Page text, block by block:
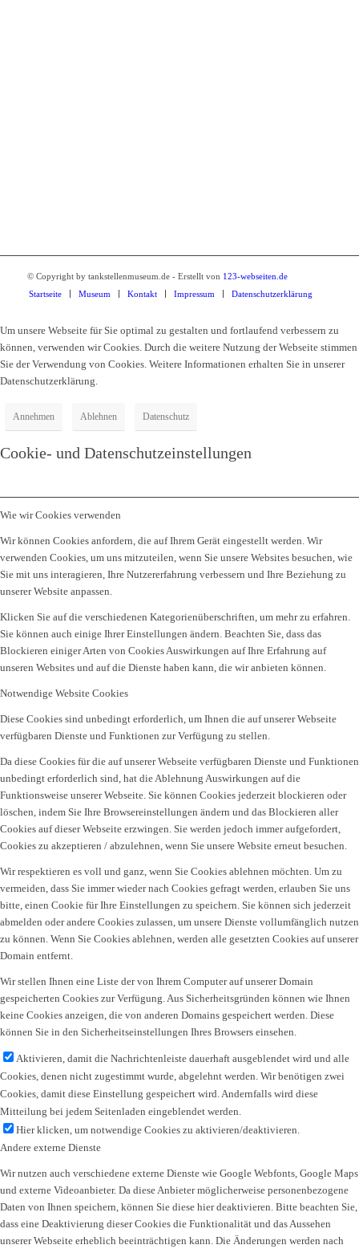
© Copyright by tankstellenmuseum.de - Erstellt von 123-webseiten.de
Startseite
Museum Kontakt Impressum Datenschutzerklärung
Um unsere Webseite für Sie optimal zu gestalten und fortlaufend verbessern zu
können, verwenden wir Cookies. Durch die weitere Nutzung der Webseite stimmen
Sie der Verwendung von Cookies. Weitere Informationen erhalten Sie in unserer
Datenschutzerklärung.
Annehmen Ablehnen Datenschutz
Cookie- und Datenschutzeinstellungen
Wie wir Cookies verwenden
Wir können Cookies anfordern, die auf Ihrem Gerät eingestellt werden. Wir
verwenden Cookies, um uns mitzuteilen, wenn Sie unsere Websites besuchen, wie
Sie mit uns interagieren, Ihre Nutzererfahrung verbessern und Ihre Beziehung zu
unserer Website anpassen.
Klicken Sie auf die verschiedenen Kategorienüberschriften, um mehr zu erfahren.
Sie können auch einige Ihrer Einstellungen ändern. Beachten Sie, dass das
Blockieren einiger Arten von Cookies Auswirkungen auf Ihre Erfahrung auf
unseren Websites und auf die Dienste haben kann, die wir anbieten können.
Notwendige Website Cookies
Diese Cookies sind unbedingt erforderlich, um Ihnen die auf unserer Webseite
verfügbaren Dienste und Funktionen zur Verfügung zu stellen.
Da diese Cookies für die auf unserer Webseite verfügbaren Dienste und Funktionen
unbedingt erforderlich sind, hat die Ablehnung Auswirkungen auf die
Funktionsweise unserer Webseite. Sie können Cookies jederzeit blockieren oder
löschen, indem Sie Ihre Browsereinstellungen ändern und das Blockieren aller
Cookies auf dieser Webseite erzwingen. Sie werden jedoch immer aufgefordert,
Cookies zu akzeptieren / abzulehnen, wenn Sie unsere Website erneut besuchen.
Wir respektieren es voll und ganz, wenn Sie Cookies ablehnen möchten. Um zu
vermeiden, dass Sie immer wieder nach Cookies gefragt werden, erlauben Sie uns
bitte, einen Cookie für Ihre Einstellungen zu speichern. Sie können sich jederzeit
abmelden oder andere Cookies zulassen, um unsere Dienste vollumfänglich nutzen
zu können. Wenn Sie Cookies ablehnen, werden alle gesetzten Cookies auf unserer
Domain entfernt.
Wir stellen Ihnen eine Liste der von Ihrem Computer auf unserer Domain
gespeicherten Cookies zur Verfügung. Aus Sicherheitsgründen können wie Ihnen
keine Cookies anzeigen, die von anderen Domains gespeichert werden. Diese
können Sie in den Sicherheitseinstellungen Ihres Browsers einsehen.
Aktivieren, damit die Nachrichtenleiste dauerhaft ausgeblendet wird und alle
Cookies, denen nicht zugestimmt wurde, abgelehnt werden. Wir benötigen zwei
Cookies, damit diese Einstellung gespeichert wird. Andernfalls wird diese
Mitteilung bei jedem Seitenladen eingeblendet werden.
Hier klicken, um notwendige Cookies zu aktivieren/deaktivieren.
Andere externe Dienste
Wir nutzen auch verschiedene externe Dienste wie Google Webfonts, Google Maps
und externe Videoanbieter. Da diese Anbieter möglicherweise personenbezogene
Daten von Ihnen speichern, können Sie diese hier deaktivieren. Bitte beachten Sie,
dass eine Deaktivierung dieser Cookies die Funktionalität und das Aussehen
unserer Webseite erheblich beeinträchtigen kann. Die Änderungen werden nach